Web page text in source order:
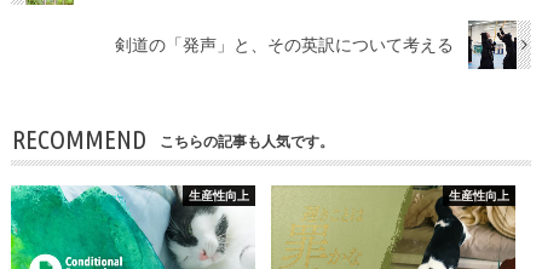
剣道の「発声」と、その英訳について考える
RECOMMEND こちらの記事も人気です。
生産性向上 生産性向上